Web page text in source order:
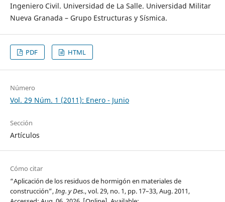
Ingeniero Civil. Universidad de La Salle. Universidad Militar
Nueva Granada – Grupo Estructuras y Sísmica.
PDF HTML
Número
Vol. 29 Núm. 1 (2011): Enero - Junio
Sección
Artículos
Cómo citar
“Aplicación de los residuos de hormigón en materiales de
construcción”,Ing. y Des., vol. 29, no. 1, pp. 17–33, Aug. 2011,